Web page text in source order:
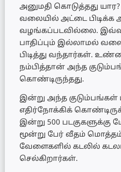
அனுமதி கொடுத்தது
வலையில் அட்டை பிடிக்க
வழங்கப்படவில்லை.
பாதிப்பும் இல்லாமல்
பிடித்து வந்தார்கள்.
நம்பித்தான் அந்த
கொண்டிருந்தது.
இன்று அந்த குடும்பங்கள்
எதிர்நோக்கிக்
இன்று 500 படகுகளுக்கு
மூன்று பேர் வீதம் மொத்தம்
வேளைகளில் கடலில்
செல்கிறார்கள்.